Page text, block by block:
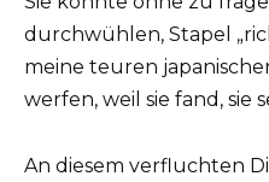
durchwühlen, Stapel
meine teuren
werfen, weil sie fand, sie
An diesem verfluchten